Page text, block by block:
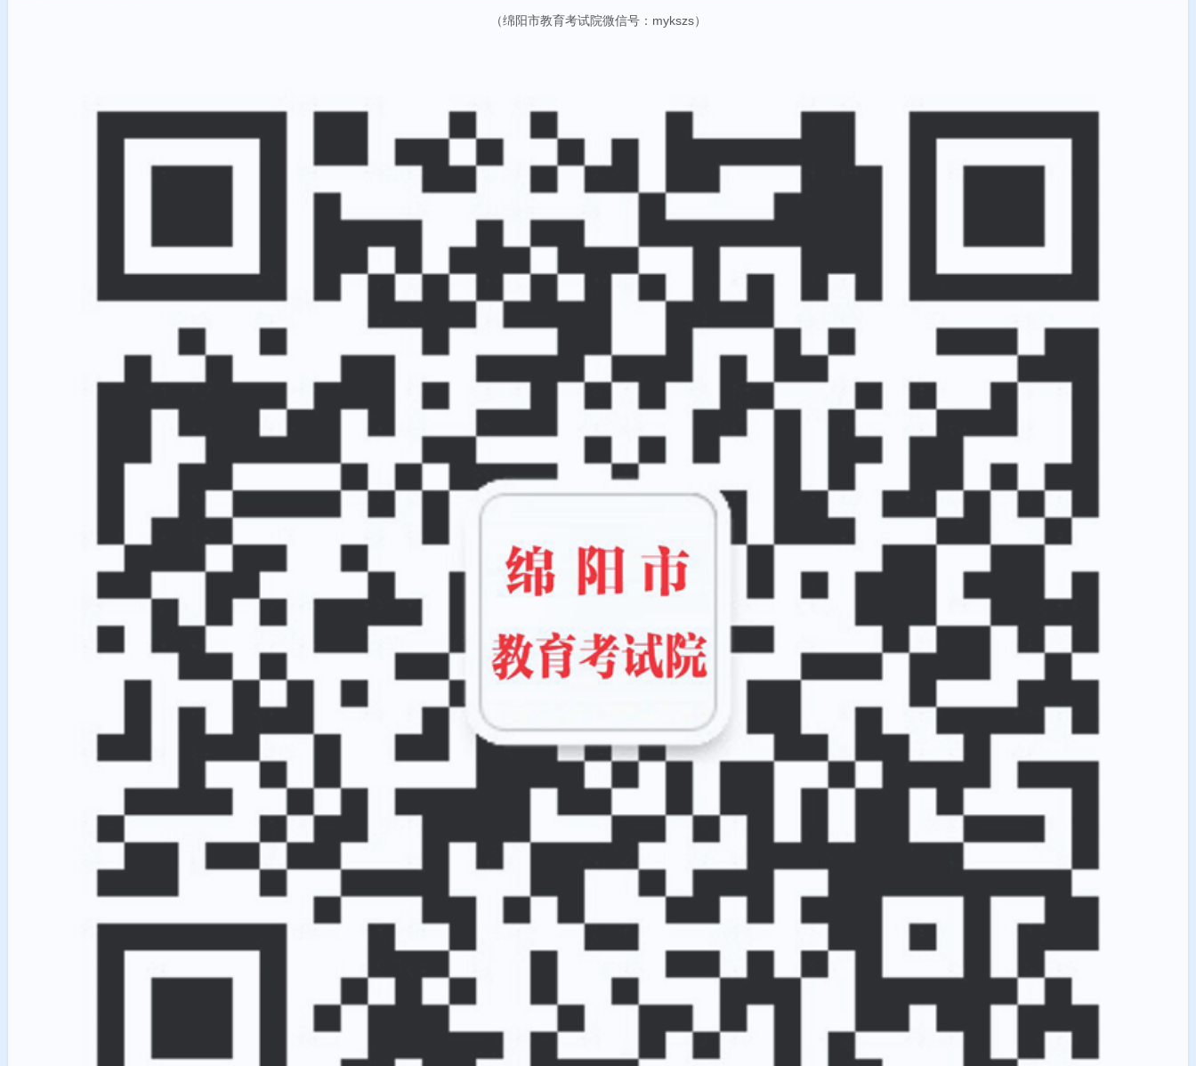
（绵阳市教育考试院微信号：mykszs）